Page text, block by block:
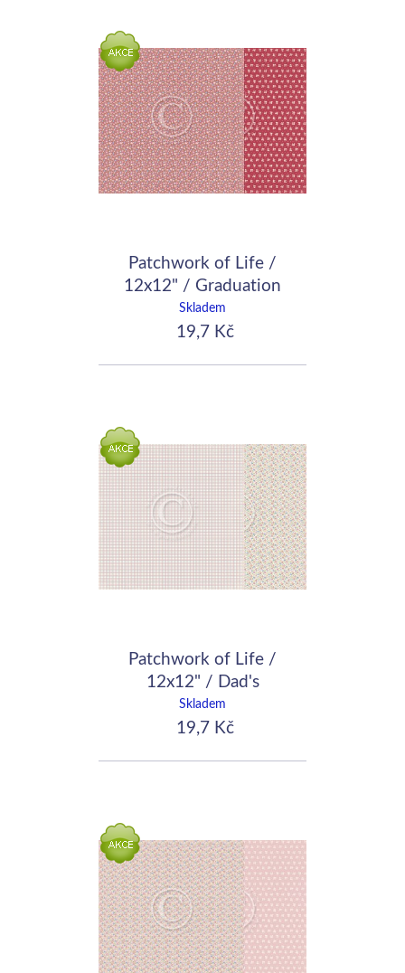
Patchwork of Life /
12x12" / Graduation
dress
Skladem
19,7 Kč
Patchwork of Life /
12x12" / Dad's
handkerchief
Skladem
19,7 Kč